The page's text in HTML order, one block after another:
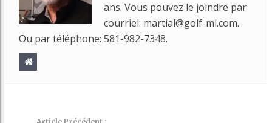
ans. Vous pouvez le joindre par
courriel: martial@golf-ml.com.
Ou par téléphone: 581-982-7348.